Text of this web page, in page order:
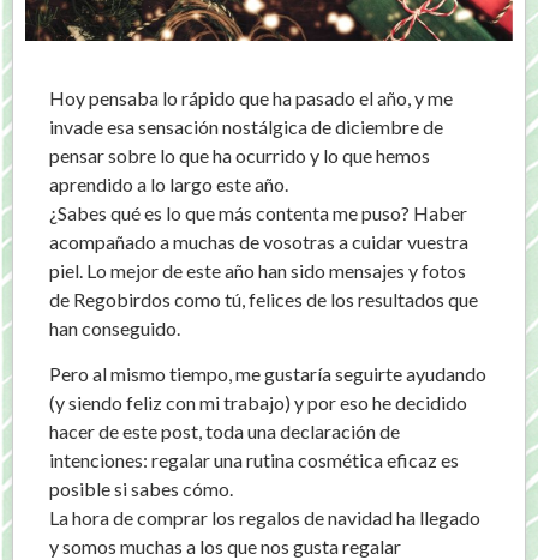
Hoy pensaba lo rápido que ha pasado el año, y me
invade esa sensación nostálgica de diciembre de
pensar sobre lo que ha ocurrido y lo que hemos
aprendido a lo largo este año.
¿Sabes qué es lo que más contenta me puso? Haber
acompañado a muchas de vosotras a cuidar vuestra
piel. Lo mejor de este año han sido mensajes y fotos
de Regobirdos como tú, felices de los resultados que
han conseguido.
Pero al mismo tiempo, me gustaría seguirte ayudando
(y siendo feliz con mi trabajo) y por eso he decidido
hacer de este post, toda una declaración de
intenciones: regalar una rutina cosmética eficaz es
posible si sabes cómo.
La hora de comprar los regalos de navidad ha llegado
y somos muchas a los que nos gusta regalar